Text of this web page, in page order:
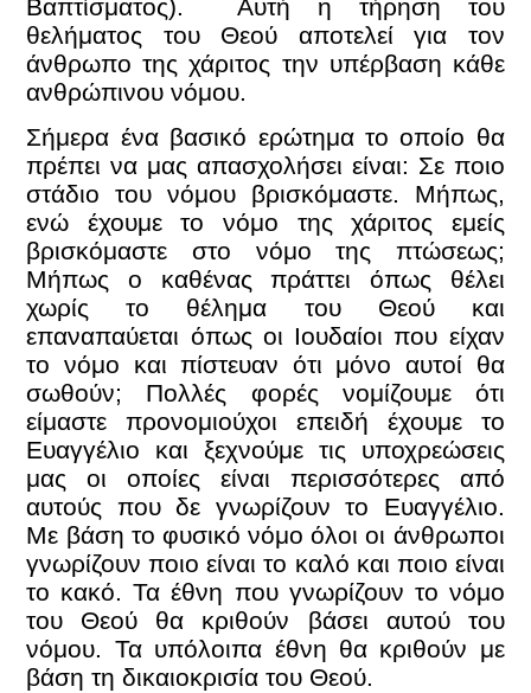
Βαπτίσματος). Αυτή η τήρηση του
θελήματος του Θεού αποτελεί για τον
άνθρωπο της χάριτος την υπέρβαση κάθε
ανθρώπινου νόμου.
Σήμερα ένα βασικό ερώτημα το οποίο θα
πρέπει να μας απασχολήσει είναι: Σε ποιο
στάδιο του νόμου βρισκόμαστε. Μήπως,
ενώ έχουμε το νόμο της χάριτος εμείς
βρισκόμαστε στο νόμο της πτώσεως;
Μήπως ο καθένας πράττει όπως θέλει
χωρίς το θέλημα του Θεού και
επαναπαύεται όπως οι Ιουδαίοι που είχαν
το νόμο και πίστευαν ότι μόνο αυτοί θα
σωθούν; Πολλές φορές νομίζουμε ότι
είμαστε προνομιούχοι επειδή έχουμε το
Ευαγγέλιο και ξεχνούμε τις υποχρεώσεις
μας οι οποίες είναι περισσότερες από
αυτούς που δε γνωρίζουν το Ευαγγέλιο.
Με βάση το φυσικό νόμο όλοι οι άνθρωποι
γνωρίζουν ποιο είναι το καλό και ποιο είναι
το κακό. Τα έθνη που γνωρίζουν το νόμο
του Θεού θα κριθούν βάσει αυτού του
νόμου. Τα υπόλοιπα έθνη θα κριθούν με
βάση τη δικαιοκρισία του Θεού.